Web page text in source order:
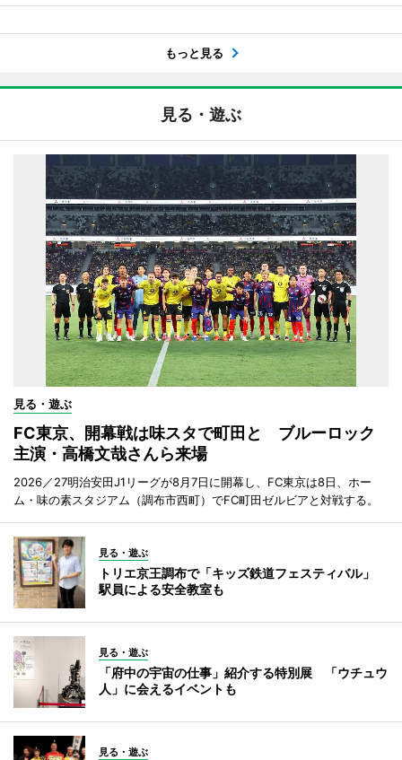
もっと見る
見る・遊ぶ
見る・遊ぶ
FC東京、開幕戦は味スタで町田と ブルーロック
主演・高橋文哉さんら来場
2026／27明治安田J1リーグが8月7日に開幕し、FC東京は8日、ホー
ム・味の素スタジアム（調布市西町）でFC町田ゼルビアと対戦する。
見る・遊ぶ
トリエ京王調布で「キッズ鉄道フェスティバル」
駅員による安全教室も
見る・遊ぶ
「府中の宇宙の仕事」紹介する特別展 「ウチュウ
人」に会えるイベントも
見る・遊ぶ